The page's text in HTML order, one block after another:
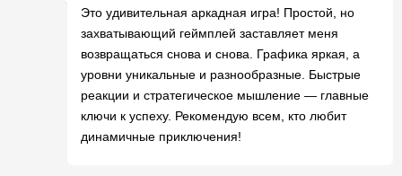
Это удивительная аркадная игра! Простой, но
захватывающий геймплей заставляет меня
возвращаться снова и снова. Графика яркая, а
уровни уникальные и разнообразные. Быстрые
реакции и стратегическое мышление — главные
ключи к успеху. Рекомендую всем, кто любит
динамичные приключения!